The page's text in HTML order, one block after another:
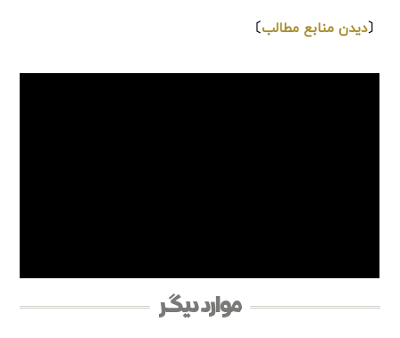
〔دیدن منابع مطالب〕
موارد دیگر